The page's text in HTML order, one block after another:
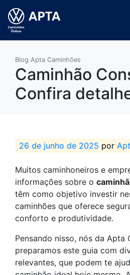
Blog Apta Caminhões
Caminhão
Confira
26 de junho de 2025 por
Muitos caminhoneiros e
informações sobre o
têm como objetivo investir
caminhões que oferece
conforto e produtividade.
Pensando nisso, nós da Apta
preparamos este guia com
relevantes, que podem te